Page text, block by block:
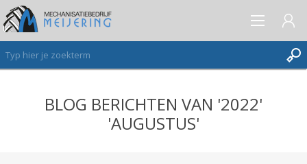
AANMELDEN ALS NIEUWE KLANT
BLOG BERICHTEN VAN '2022'
'AUGUSTUS'